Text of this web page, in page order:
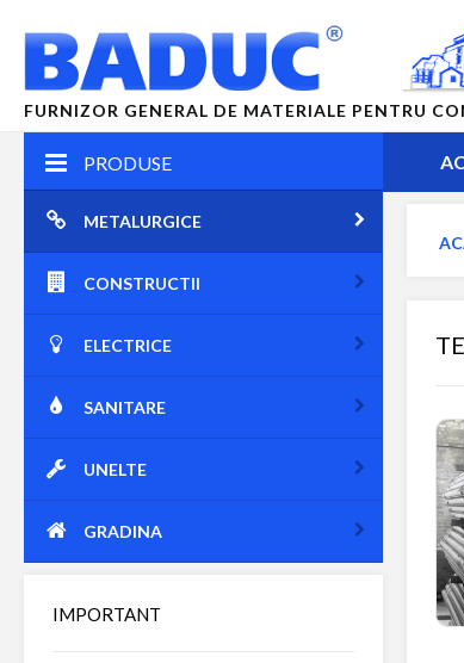
FURNIZOR GENERAL DE MATERIALE PENTRU
PRODUSE
METALURGICE
CONSTRUCTII
ELECTRICE
SANITARE
UNELTE
GRADINA
IMPORTANT